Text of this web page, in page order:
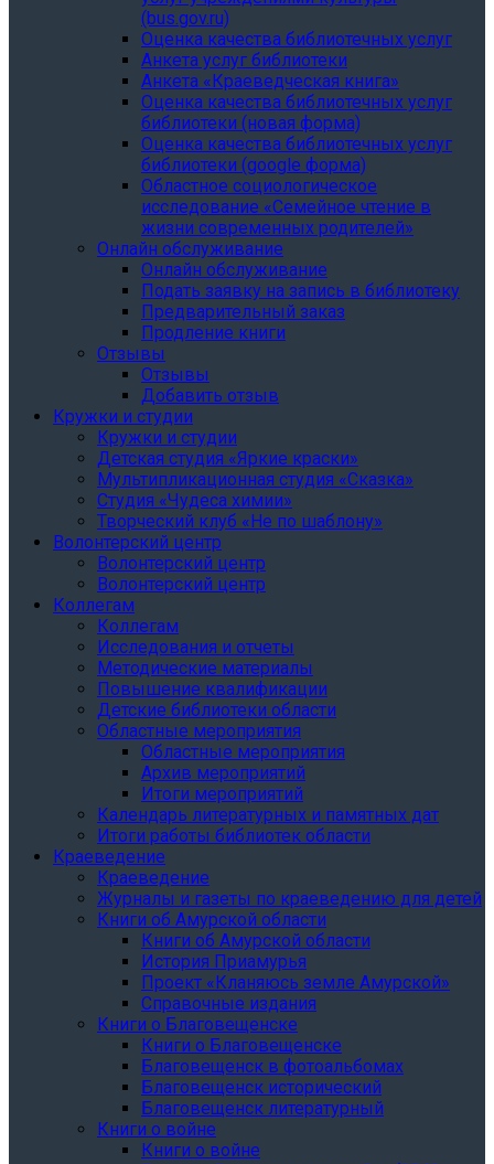
(bus.gov.ru)
Оценка качества библиотечных услуг
Анкета услуг библиотеки
Анкета «Краеведческая книга»
Oценка качества библиотечных услуг
библиотеки (новая форма)
Oценка качества библиотечных услуг
библиотеки (google форма)
Областное социологическое
исследование «Семейное чтение в
жизни современных родителей»
Онлайн обслуживание
Онлайн обслуживание
Подать заявку на запись в библиотеку
Предварительный заказ
Продление книги
Отзывы
Отзывы
Добавить отзыв
Кружки и студии
Кружки и студии
Детская студия «Яркие краски»
Мультипликационная студия «Сказка»
Студия «Чудеса химии»
Творческий клуб «Не по шаблону»
Волонтерский центр
Волонтерский центр
Волонтерский центр
Коллегам
Коллегам
Исследования и отчеты
Методические материалы
Повышение квалификации
Детские библиотеки области
Областные мероприятия
Областные мероприятия
Архив мероприятий
Итоги мероприятий
Календарь литературных и памятных дат
Итоги работы библиотек области
Краеведение
Краеведение
Журналы и газеты по краеведению для детей
Книги об Амурской области
Книги об Амурской области
История Приамурья
Проект «Кланяюсь земле Амурской»
Справочные издания
Книги о Благовещенске
Книги о Благовещенске
Благовещенск в фотоальбомах
Благовещенск исторический
Благовещенск литературный
Книги о войне
Книги о войне